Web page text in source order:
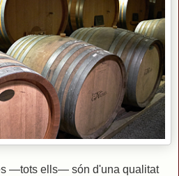
—tots ells— són d'una qualitat